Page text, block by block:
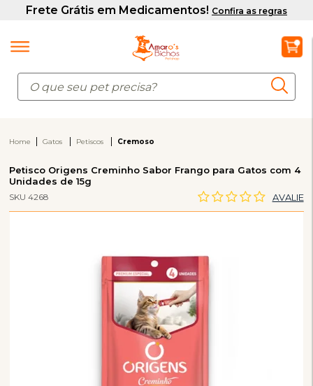
Home Gatos Petiscos Cremoso
Petisco Origens Creminho Sabor Frango para Gatos com 4
Unidades de 15g
SKU 4268 AVALIE